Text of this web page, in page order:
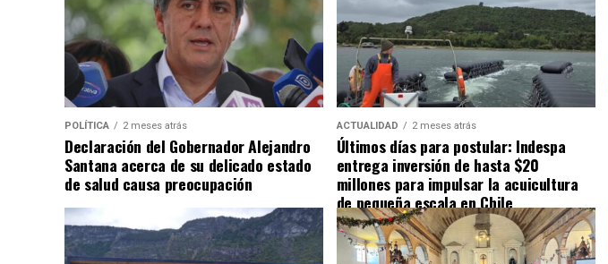
POLÍTICA 2 meses atrás
Declaración del Gobernador Alejandro
Santana acerca de su delicado estado
de salud causa preocupación
ACTUALIDAD 2 meses atrás
Últimos días para postular: Indespa
entrega inversión de hasta $20
millones para impulsar la acuicultura
de pequeña escala en Chile